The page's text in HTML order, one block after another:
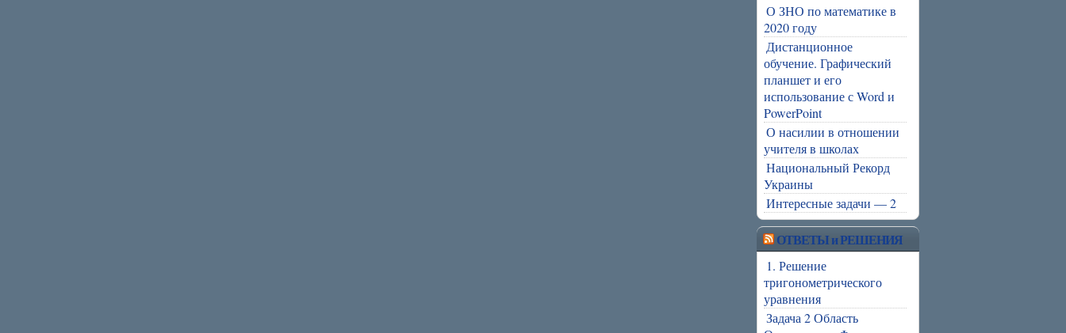
О ЗНО по математике в
2020 году
Дистанционное
обучение. Графический
планшет и его
использование с Word и
PowerPoint
О насилии в отношении
учителя в школах
Национальный Рекорд
Украины
Интересные задачи — 2
ОТВЕТЫ и РЕШЕНИЯ
1. Решение
тригонометрического
уравнения
Задача 2 Область